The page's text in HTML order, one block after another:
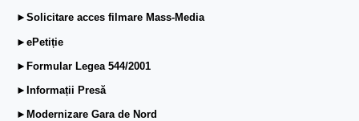
►Solicitare acces filmare Mass-Media
►ePetiție
►Formular Legea 544/2001
►Informații Presă
►Modernizare Gara de Nord